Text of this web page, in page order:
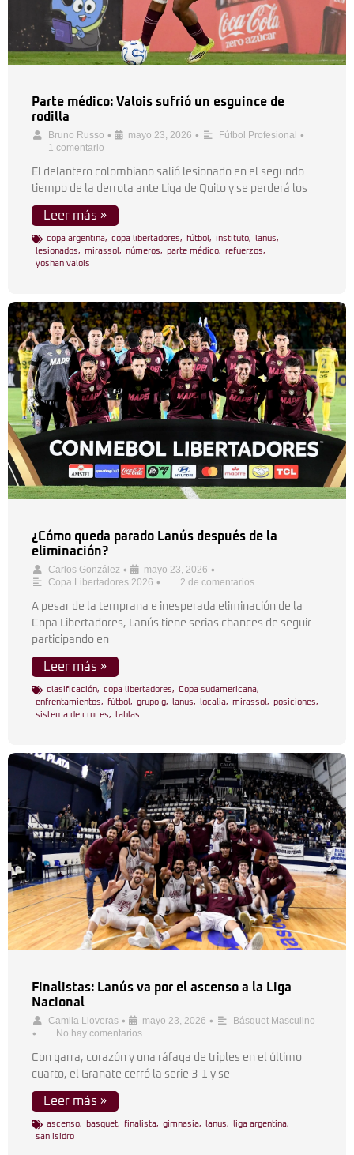
Parte médico: Valois sufrió un esguince de
rodilla
Bruno Russo • mayo 23, 2026 • Fútbol Profesional •
1 comentario
El delantero colombiano salió lesionado en el segundo
tiempo de la derrota ante Liga de Quito y se perderá los
Leer más »
copa argentina, copa libertadores, fútbol , instituto, lanus,
lesionados, mirassol , números, parte médico, refuerzos,
yoshan valois
¿Cómo queda parado Lanús después de la
eliminación?
Carlos González • mayo 23, 2026 •
Copa Libertadores 2026 • 2 de comentarios
A pesar de la temprana e inesperada eliminación de la
Copa Libertadores, Lanús tiene serias chances de seguir
participando en
Leer más »
clasificación, copa libertadores, Copa sudamericana,
enfrentamientos, fútbol , grupo g, lanus, localía, mirassol , posiciones,
sistema de cruces, tablas
Finalistas: Lanús va por el ascenso a la Liga
Nacional
Camila Lloveras • mayo 23, 2026 • Básquet Masculino
• No hay comentarios
Con garra, corazón y una ráfaga de triples en el último
cuarto, el Granate cerró la serie 3-1 y se
Leer más »
ascenso, basquet, finalista, gimnasia, lanus, liga argentina,
san isidro